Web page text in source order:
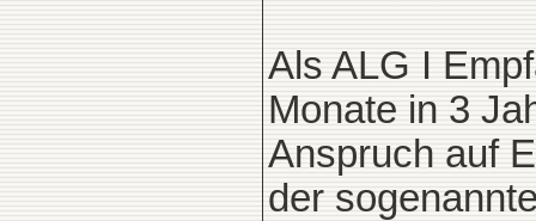
Als ALG I
Monate in 3
Anspruch auf
der